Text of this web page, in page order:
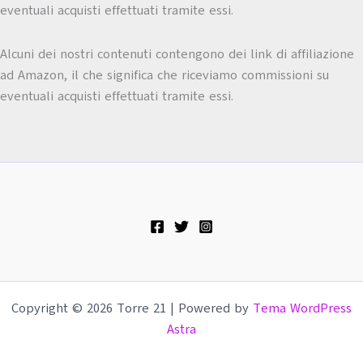
eventuali acquisti effettuati tramite essi.
Alcuni dei nostri contenuti contengono dei link di affiliazione
ad Amazon, il che significa che riceviamo commissioni su
eventuali acquisti effettuati tramite essi.
Copyright © 2026 Torre 21 | Powered by Tema WordPress
Astra